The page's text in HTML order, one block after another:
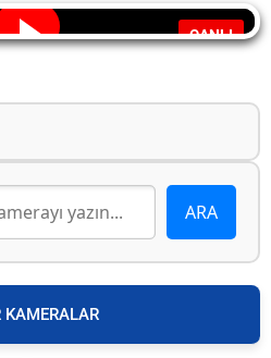
CANLI
KAMERALAR